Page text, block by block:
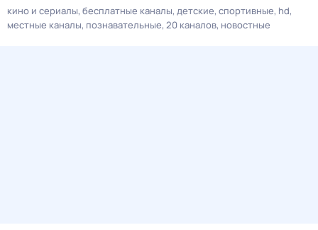
кино и сериалы бесплатные каналы детские спортивные hd
местные каналы познавательные 20 каналов новостные